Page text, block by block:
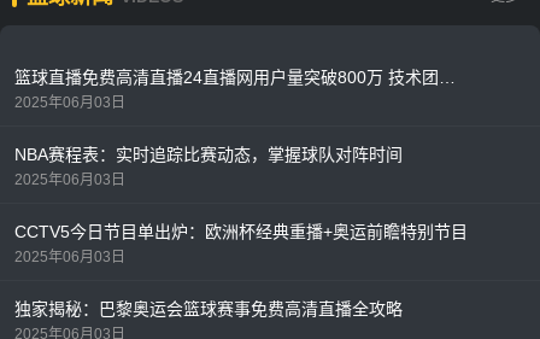
2025年06月03日
NBA赛程表：实时追踪比赛动态，掌握球队对阵时间
2025年06月03日
CCTV5今日节目单出炉：欧洲杯经典重播+奥运前瞻特别节目
2025年06月03日
独家揭秘：巴黎奥运会篮球赛事免费高清直播全攻略
2025年06月03日